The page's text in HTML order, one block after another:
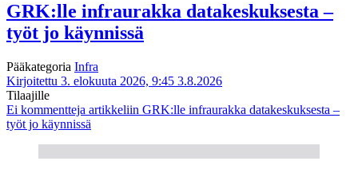
GRK:lle infraurakka datakeskuksesta –
työt jo käynnissä
Pääkategoria Infra
Kirjoitettu 3. elokuuta 2026, 9:45 3.8.2026
Tilaajille
Ei kommentteja artikkeliin GRK:lle infraurakka datakeskuksesta –
työt jo käynnissä